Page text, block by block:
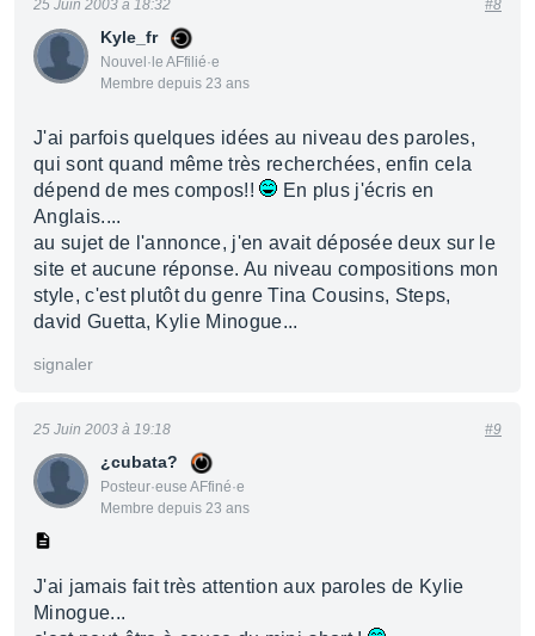
Kyle_fr
Nouvel·le AFfilié·e
Membre depuis 23 ans
25 Juin 2003 à 18:32 #8
J'ai parfois quelques idées au niveau des paroles,
qui sont quand même très recherchées, enfin cela
dépend de mes compos!!
En plus j'écris en
Anglais....
au sujet de l'annonce, j'en avait déposée deux sur le
site et aucune réponse. Au niveau compositions mon
style, c'est plutôt du genre Tina Cousins, Steps,
david Guetta, Kylie Minogue...
signaler
¿cubata?
Posteur·euse AFfiné·e
Membre depuis 23 ans
25 Juin 2003 à 19:18 #9
J'ai jamais fait très attention aux paroles de Kylie
Minogue...